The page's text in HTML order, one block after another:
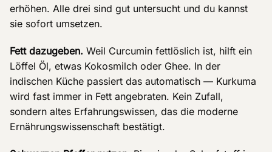
erhöhen. Alle drei sind gut untersucht und du kannst
sie sofort umsetzen.
Fett dazugeben. Weil Curcumin fettlöslich ist, hilft ein
Löffel Öl, etwas Kokosmilch oder Ghee. In der
indischen Küche passiert das automatisch — Kurkuma
wird fast immer in Fett angebraten. Kein Zufall,
sondern altes Erfahrungswissen, das die moderne
Ernährungswissenschaft bestätigt.